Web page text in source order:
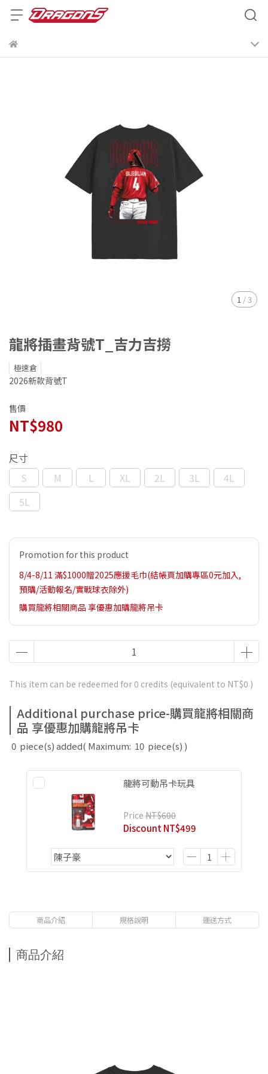
1 /3
龍將插畫背號T_吉力吉撈
極速倉
2026新款背號T
售價
NT$980
尺寸
S
M L XL 2L 3L
4L
5L
Promotion for this product
8/4-8/11 滿$1000贈2025應援毛巾(結帳頁加購專區0元加入,
預購/活動報名/實戰球衣除外)
購買龍將相關商品 享優惠加購龍將吊卡
This item can be redeemed for0 credits (equivalent to NT$0 )
Additional purchase price-購買龍將相關商
品 享優惠加購龍將吊卡
0 piece(s) added( Maximum: 10 piece(s) )
龍將可動吊卡玩具
Price NT$600
Discount NT$499
商品介紹 規格說明 運送方式
商品介紹